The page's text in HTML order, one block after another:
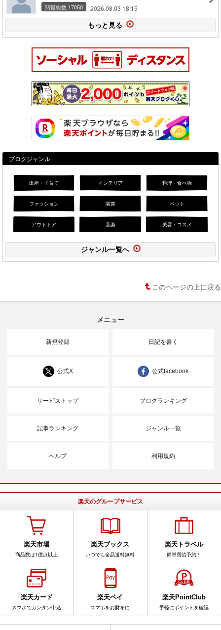
閲覧総数 17050 2026.08.03 18:15
もっと見る
ブログジャンル
出産・子育て インテリア 料理・食べ物
ファッション 園芸 ペット
アウトドア 音楽 美容・コスメ
ジャンル一覧へ
このページの上に戻る
メニュー
新規登録 日記を書く
公式X 公式facebook
サービストップ ブログランキング
記事ランキング ジャンル一覧
ヘルプ 利用規約
楽天のグループサービス
楽天市場
商品数は1億点以上
楽天ブックス
いつでも全品送料無料
楽天トラベル
簡単宿泊予約！
楽天カード
スマホでカンタン申込
楽天ペイ
スマホをお財布に
楽天PointClub
手軽にポイントを確認